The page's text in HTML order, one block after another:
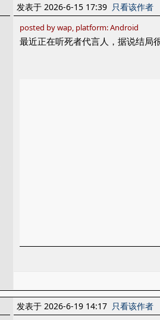
发表于 2026-6-15 17:39 只看该作者
posted by wap, platform: Android
最近正在听死者代言人，据说结局
发表于 2026-6-19 14:17 只看该作者